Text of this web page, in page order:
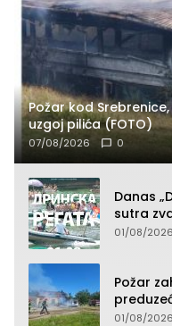
Požar kod
uzgoj pilića (FOTO)
07/08/2026 0
Danas
sutra
01/08/2026
Požar
vatru
01/08/2026